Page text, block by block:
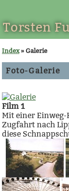
Torsten
Index» Galerie
Foto-Galerie
Film 1
Mit einer Einweg-
Zugfahrt nach
diese